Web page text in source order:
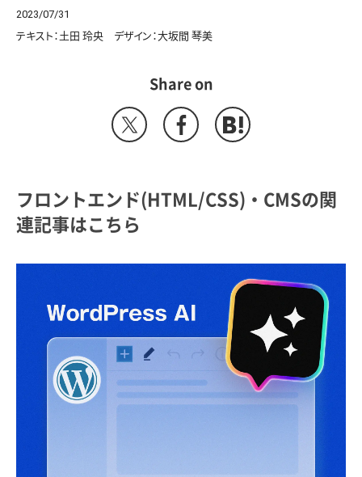
2023/07/31
テキスト：土田 玲央 デザイン：大坂間 琴美
Share on
フロントエンド(HTML/CSS)・CMSの関
連記事はこちら